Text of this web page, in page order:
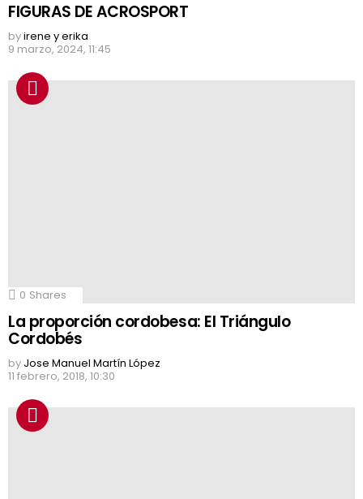
FIGURAS DE ACROSPORT
byirene y erika
9 marzo, 2024, 11:45
0 Shares
La proporción cordobesa: El Triángulo
Cordobés
by Jose Manuel Martín López
11 febrero, 2018, 10:30